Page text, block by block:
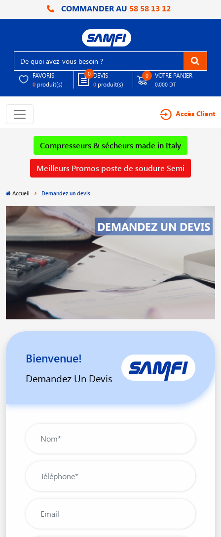
COMMANDER AU 58 58 13 12
FAVORIS
0 produit(s)
0 DEVIS
0 produit(s)
0 VOTRE PANIER
0.000 DT
Accès Client
Compresseurs & sécheurs made in Italy
Meilleurs Promos poste de soudure Semi
Accueil Demandez un devis
DEMANDEZ UN DEVIS
Bienvenue!
Demandez Un Devis